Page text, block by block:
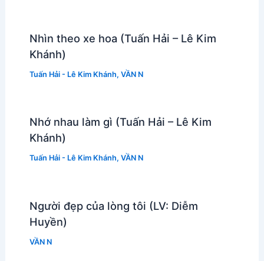
Nhìn theo xe hoa (Tuấn Hải – Lê Kim
Khánh)
Tuấn Hải - Lê Kim Khánh, VẦN N
Nhớ nhau làm gì (Tuấn Hải – Lê Kim
Khánh)
Tuấn Hải - Lê Kim Khánh, VẦN N
Người đẹp của lòng tôi (LV: Diễm
Huyền)
VẦN N